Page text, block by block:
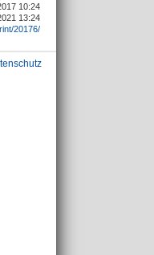
10:24
13:24
20176/